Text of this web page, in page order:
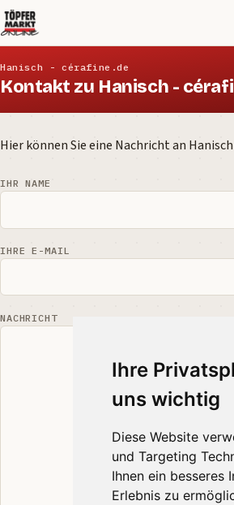
Ihre
uns wichtig
Diese Website
und Targeting
Ihnen ein besseres
Erlebnis zu
Hanisch - cérafine.de
Kontakt zu Hanisch -
Hier können Sie eine Nachricht an
IHR NAME
IHRE E-MAIL
NACHRICHT